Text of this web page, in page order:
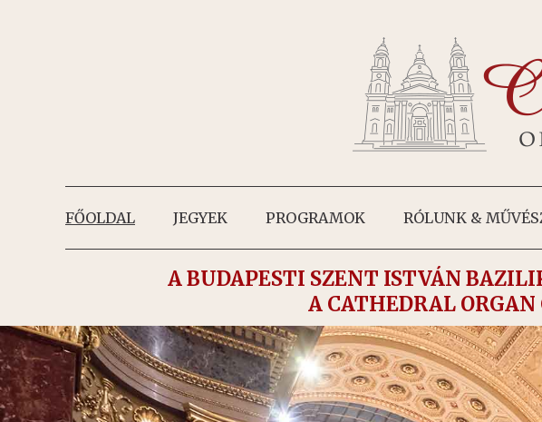
FŐOLDAL JEGYEK PROGRAMOK RÓLUNK &
A BUDAPESTI SZENT ISTVÁN
A CATHEDRAL